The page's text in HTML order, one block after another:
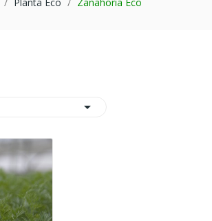
Planta Eco Zanahoria Eco
